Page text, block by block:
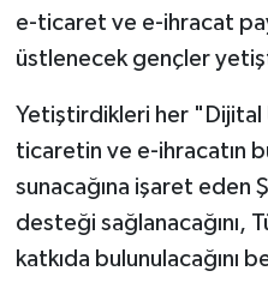
e-ticaret ve e-ihracat
üstlenecek gençler
Yetiştirdikleri her "Dijital
ticaretin ve e-ihracatın
sunacağına işaret eden
desteği sağlanacağını,
katkıda bulunulacağını